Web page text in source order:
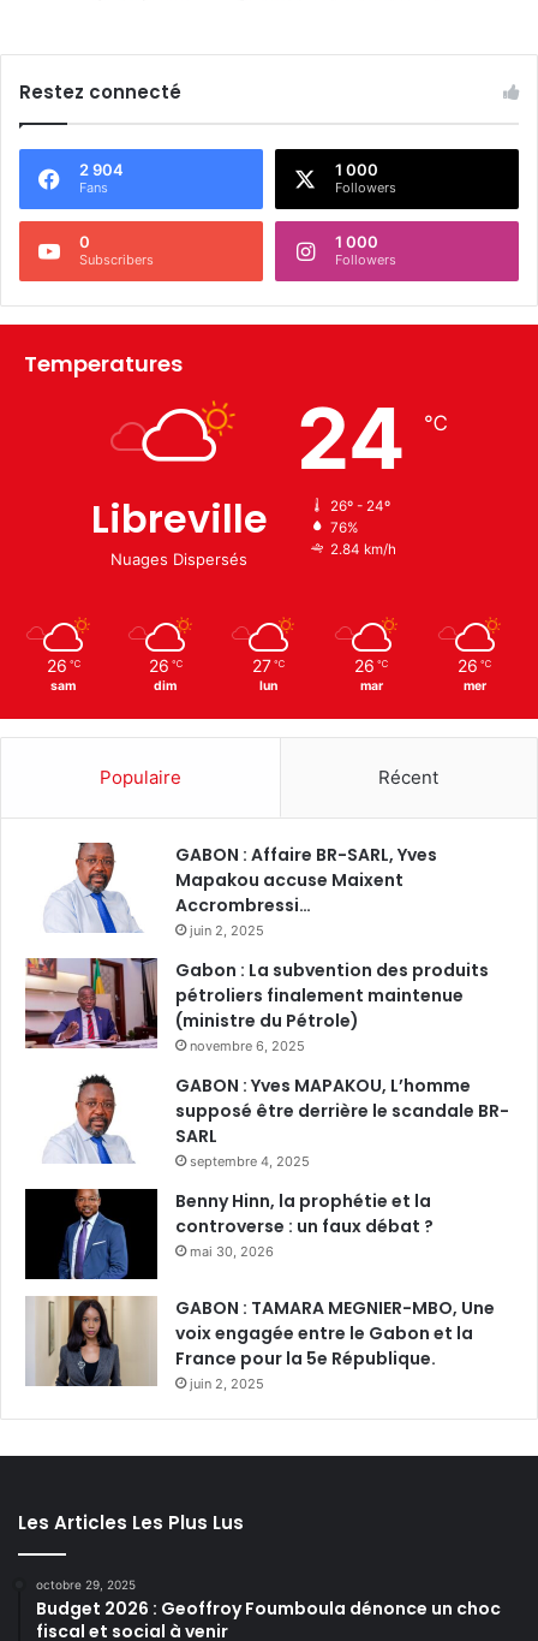
Restez connecté
2 904
Fans
1 000
Followers
0
Subscribers
1 000
Followers
Temperatures
Libreville
Nuages Dispersés
24 ℃
26º - 24º
76%
2.84 km/h
26 ℃
sam
26 ℃
dim
27 ℃
lun
26 ℃
mar
26 ℃
mer
Populaire Récent
GABON : Affaire BR-SARL, Yves
Mapakou accuse Maixent
Accrombressi…
juin 2, 2025
Gabon : La subvention des produits
pétroliers finalement maintenue
(ministre du Pétrole)
novembre 6, 2025
GABON : Yves MAPAKOU, L’homme
supposé être derrière le scandale BR-
SARL
septembre 4, 2025
Benny Hinn, la prophétie et la
controverse : un faux débat ?
mai 30, 2026
GABON : TAMARA MEGNIER-MBO, Une
voix engagée entre le Gabon et la
France pour la 5e République.
juin 2, 2025
Les Articles Les Plus Lus
octobre 29, 2025
Budget 2026 : Geoffroy Foumboula dénonce un choc
fiscal et social à venir